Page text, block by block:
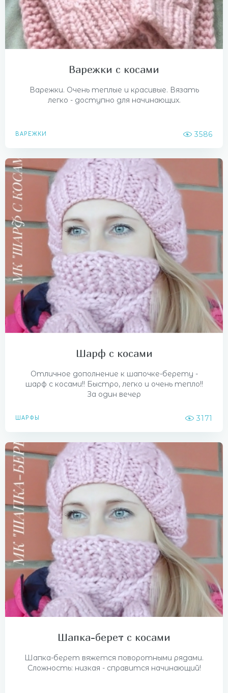
Варежки с косами
Варежки. Очень теплые и красивые. Вязать
легко - доступно для начинающих.
ВАРЕЖКИ 3586
Шарф с косами
Отличное дополнение к шапочке-берету -
шарф с косами!! Быстро, легко и очень тепло!!
За один вечер
ШАРФЫ 3171
Шапка-берет с косами
Шапка-берет вяжется поворотными рядами.
Сложность: низкая - справится начинающий!